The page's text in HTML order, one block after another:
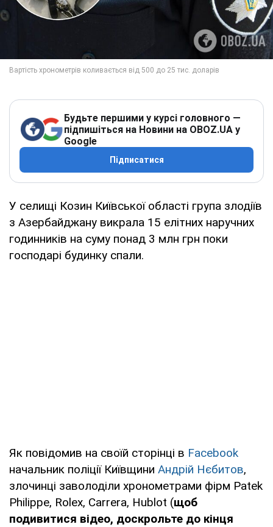
Будьте першими у курсі головного —
підпишіться на Новини на OBOZ.UA у
Google
Підписатися
У селищі Козин Київської області група злодіїв
з Азербайджану викрала 15 елітних наручних
годинників на суму понад 3 млн грн поки
господарі будинку спали.
Як повідомив на своїй сторінці в Facebook
начальник поліції Київщини Андрій Нєбитов,
злочинці заволоділи хронометрами фірм Patek
Philippe, Rolex, Carrera, Hublot (щоб
подивитися відео, доскрольте до кінця